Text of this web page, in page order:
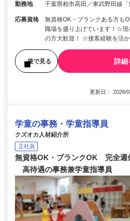
勤務地 千葉県柏市高田／東武野田線
応募資格
無資格OK・ブランクある方
職場を盛り上げています！☆現
の方大歓迎！ ☆接客経験を活
後で見る 詳細
更新日： 2026/
学童の事務・学童指導員
クズオカ人材紹介所
正社員
無資格OK・ブランクOK 完全週
高待遇の事務兼学童指導員